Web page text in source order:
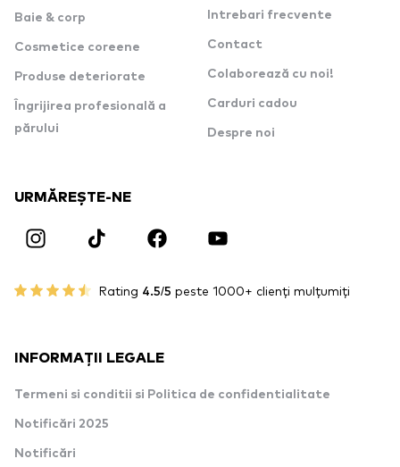
Baie & corp
Cosmetice coreene
Produse deteriorate
Îngrijirea profesională a
părului
Intrebari frecvente
Contact
Colaborează cu noi!
Carduri cadou
Despre noi
URMĂREȘTE-NE
Rating 4.5/5 peste 1000+ clienți mulțumiți
INFORMAȚII LEGALE
Termeni si conditii si Politica de confidentialitate
Notificări 2025
Notificări